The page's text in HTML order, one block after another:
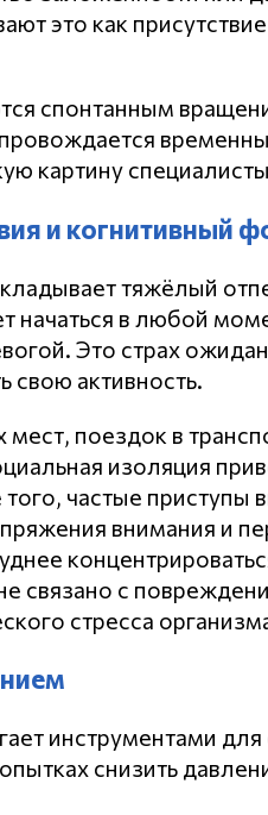
это как
спонтанным
картину
и когнитивный
тяжёлый
начаться в любой
Это страх
свою активность.
поездок в
изоляция
частые приступы
внимания и
связано с
стресса
инструментами для
снизить